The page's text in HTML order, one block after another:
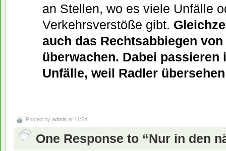
an Stellen, wo es viele Unfälle
Verkehrsverstöße gibt.
auch das Rechtsabbiegen
überwachen. Dabei passieren
Unfälle, weil Radler
Posted by admin at 11:54
One Response to “Nur in den